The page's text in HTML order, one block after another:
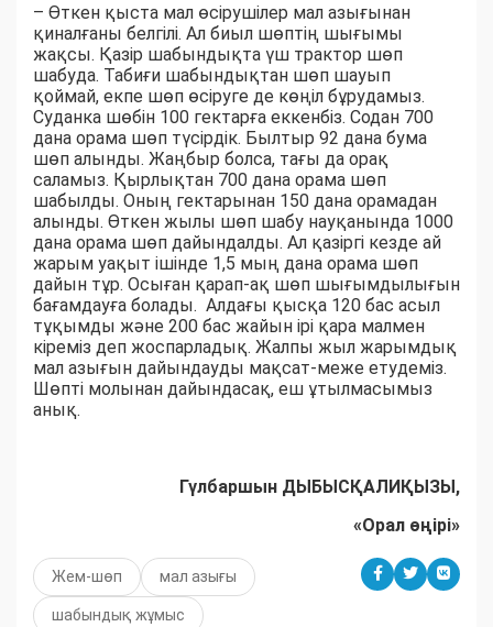
– Өткен қыста мал өсірушілер мал азығынан
қиналғаны белгілі. Ал биыл шөптің шығымы
жақсы. Қазір шабындықта үш трактор шөп
шабуда. Табиғи шабындықтан шөп шауып
қоймай, екпе шөп өсіруге де көңіл бұрудамыз.
Суданка шөбін 100 гектарға еккенбіз. Содан 700
дана орама шөп түсірдік. Былтыр 92 дана бума
шөп алынды. Жаңбыр болса, тағы да орақ
саламыз. Қырлықтан 700 дана орама шөп
шабылды. Оның гектарынан 150 дана орамадан
алынды. Өткен жылы шөп шабу науқанында 1000
дана орама шөп дайындалды. Ал қазіргі кезде ай
жарым уақыт ішінде 1,5 мың дана орама шөп
дайын тұр. Осыған қарап-ақ шөп шығымдылығын
бағамдауға болады. Алдағы қысқа 120 бас асыл
тұқымды және 200 бас жайын ірі қара малмен
кіреміз деп жоспарладық. Жалпы жыл жарымдық
мал азығын дайындауды мақсат-меже етудеміз.
Шөпті молынан дайындасақ, еш ұтылмасымыз
анық.
Гүлбаршын ДЫБЫСҚАЛИҚЫЗЫ,
«Орал өңірі»
Жем-шөп мал азығы
шабындық жұмыс